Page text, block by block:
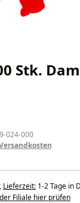
Stk.
024-000
Lieferzeit: 1-2 Tage in
Filiale hier prüfen